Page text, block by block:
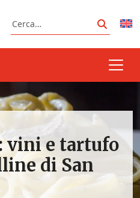
Cerca
Cerca
vini e tartufo
di San